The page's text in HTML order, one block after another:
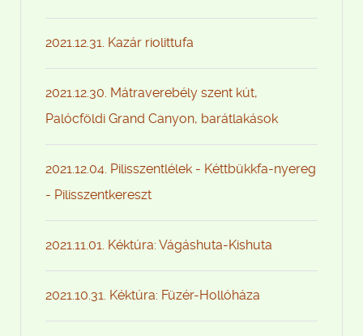
2021.12.31. Kazár riolittufa
2021.12.30. Mátraverebély szent kút,
Palócföldi Grand Canyon, barátlakások
2021.12.04. Pilisszentlélek - Kéttbükkfa-nyereg
- Pilisszentkereszt
2021.11.01. Kéktúra: Vágáshuta-Kishuta
2021.10.31. Kéktúra: Füzér-Hollóháza